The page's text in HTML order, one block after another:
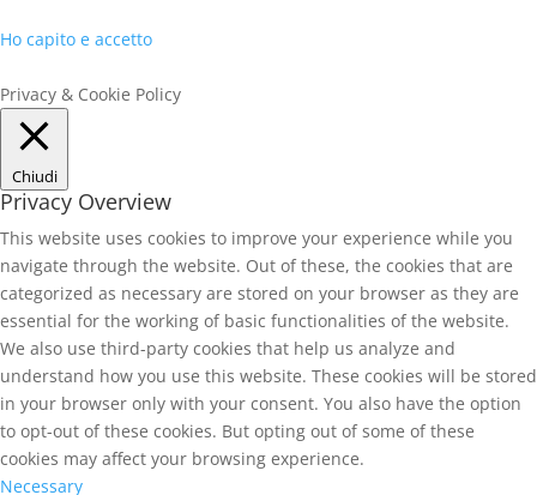
Ho capito e accetto
Privacy & Cookie Policy
Chiudi
Privacy Overview
This website uses cookies to improve your experience while you
navigate through the website. Out of these, the cookies that are
categorized as necessary are stored on your browser as they are
essential for the working of basic functionalities of the website.
We also use third-party cookies that help us analyze and
understand how you use this website. These cookies will be stored
in your browser only with your consent. You also have the option
to opt-out of these cookies. But opting out of some of these
cookies may affect your browsing experience.
Necessary